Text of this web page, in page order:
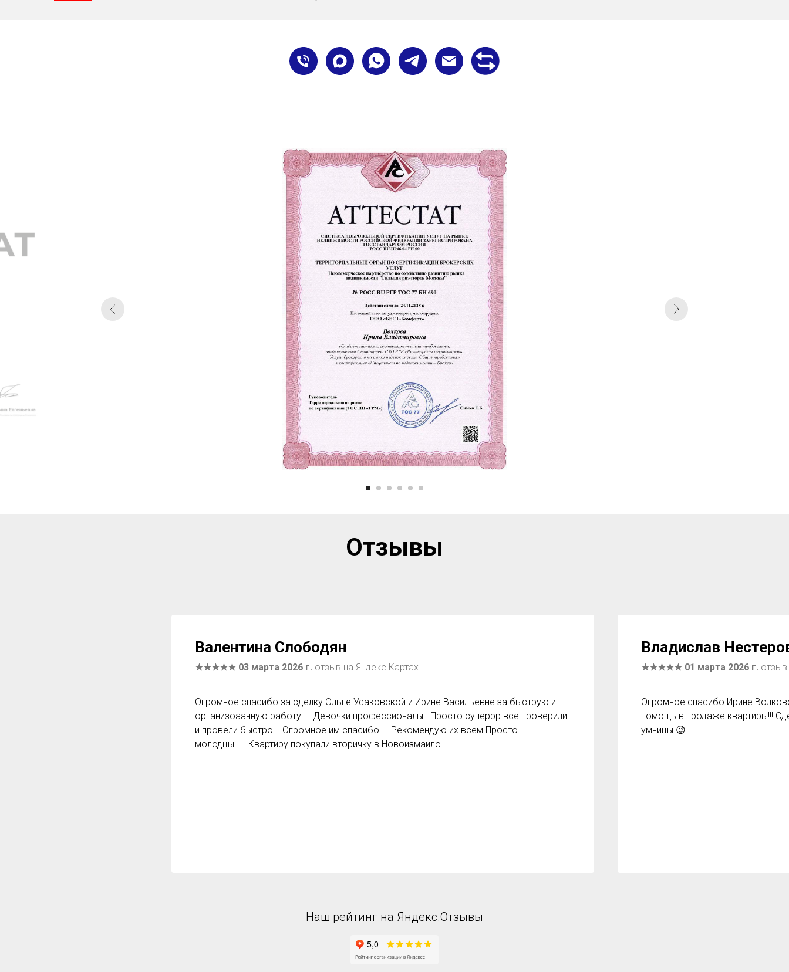
Отзывы
Валентина Слободян
★★★★★ 03 марта 2026 г. отзыв на Яндекс.Картах
Огромное спасибо за сделку Ольге Усаковской и Ирине Васильевне за быструю и
организоаанную работу.... Девочки профессионалы.. Просто суперрр все проверили
и провели быстро... Огромное им спасибо.... Рекомендую их всем Просто
молодцы..... Квартиру покупали вторичку в Новоизмаило
Владислав
★★★★★ 01 марта 2026 г. отзыв
Огромное спасибо Ирине
помощь в продаже квартиры!!!
умницы 😉
Наш рейтинг на Яндекс.Отзывы